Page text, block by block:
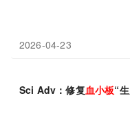
2026-04-23
Sci Adv：修复血小板“